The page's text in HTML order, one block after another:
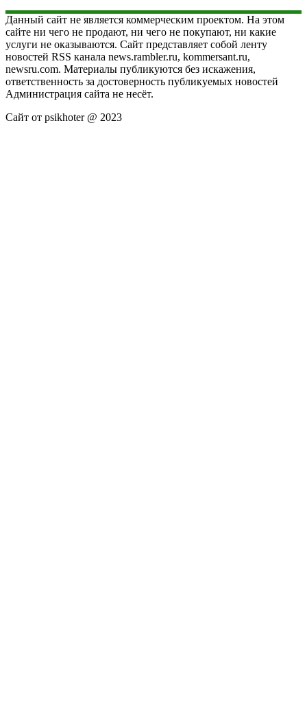
Данный сайт не является коммерческим проектом. На этом
сайте ни чего не продают, ни чего не покупают, ни какие
услуги не оказываются. Сайт представляет собой ленту
новостей RSS канала news.rambler.ru, kommersant.ru,
newsru.com. Материалы публикуются без искажения,
ответственность за достоверность публикуемых новостей
Администрация сайта не несёт.
Сайт от psikhoter @ 2023